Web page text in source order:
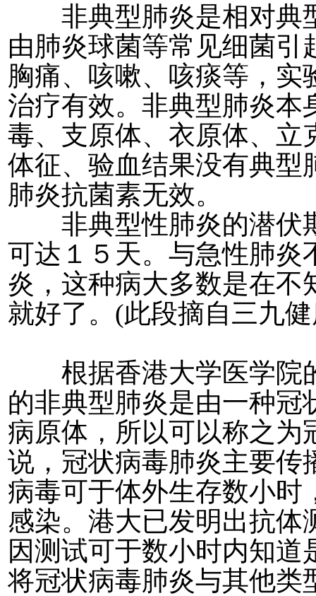
非典型肺炎是相对典
由肺炎球菌等常见细菌
胸痛、咳嗽、咳痰等，
治疗有效。非典型肺炎本
毒、支原体、衣原体、立
体征、验血结果没有典型
肺炎抗菌素无效。
非典型性肺炎的潜伏
可达１５天。与急性肺炎
炎，这种病大多数是在不
就好了。(此段摘自三九
根据香港大学医学院
的非典型肺炎是由一种冠
病原体，所以可以称之为
说，冠状病毒肺炎主要传
病毒可于体外生存数小时
感染。港大已发明出抗体
因测试可于数小时内知
将冠状病毒肺炎与其他类